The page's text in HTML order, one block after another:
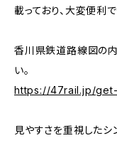
載っており、大変便利で
香川県鉄道路線図の
い。
https://47rail.jp/
見やすさを重視したシ